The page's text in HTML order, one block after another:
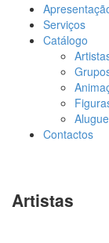
Serviços
Catálogo
Contactos
Artistas